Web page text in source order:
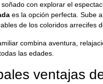
con explorar el
es la opción perfecta. Sube
de los coloridos arrecifes
combina aventura,
las edades.
ventajas